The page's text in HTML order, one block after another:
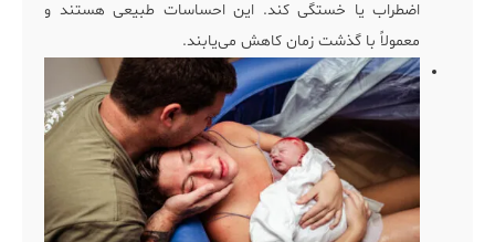
اضطراب یا خستگی کند. این احساسات طبیعی هستند و
معمولاً با گذشت زمان کاهش می‌یابند.